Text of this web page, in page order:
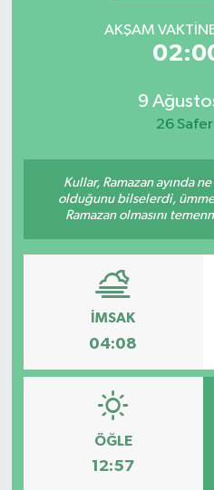
AKŞAM
9
26
Kullar, Ramazan ayında
olduğunu bilselerdi,
Ramazan olmasını
İMSAK
04:08
ÖĞLE
12:57